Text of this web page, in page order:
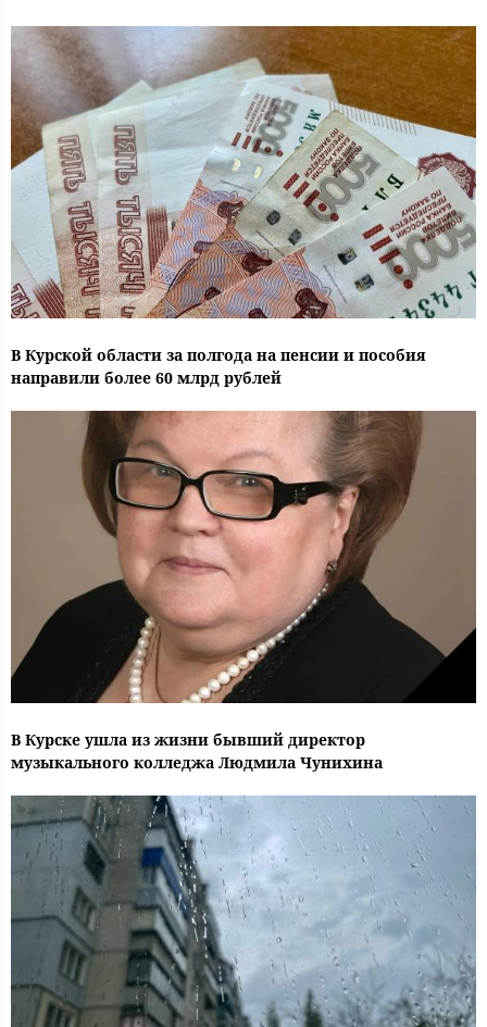
В Курской области за полгода на пенсии и пособия
направили более 60 млрд рублей
В Курске ушла из жизни бывший директор
музыкального колледжа Людмила Чунихина